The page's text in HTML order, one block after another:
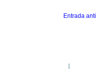
Entrada